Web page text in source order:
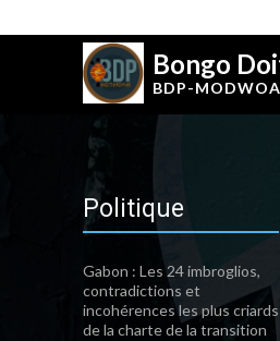
Bongo
BDP-
Politique
Gabon : Les 24 imbroglios,
contradictions et
incohérences les plus criards
de la charte de la transition